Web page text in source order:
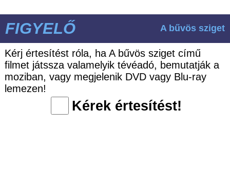
FIGYELŐ A bűvös sziget
Kérj értesítést róla, ha A bűvös sziget című
filmet játssza valamelyik tévéadó, bemutatják a
moziban, vagy megjelenik DVD vagy Blu-ray
lemezen!
Kérek értesítést!